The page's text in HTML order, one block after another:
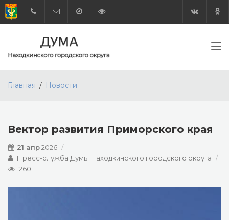
Главная Новости
Вектор развития Приморского края
21 апр2026
Пресс-служба Думы Находкинского городского округа
260